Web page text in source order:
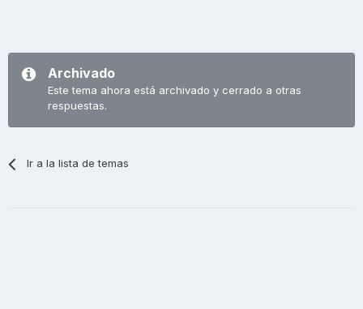
Archivado
Este tema ahora está archivado y cerrado a otras
respuestas.
Ir a la lista de temas